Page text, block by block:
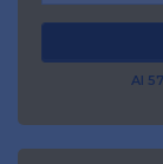
Al